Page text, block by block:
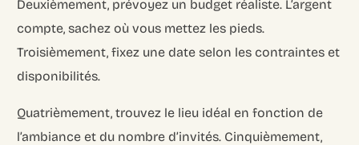
Deuxièmement, prévoyez un budget réaliste. L’argent
compte, sachez où vous mettez les pieds.
Troisièmement, fixez une date selon les contraintes et
disponibilités.
Quatrièmement, trouvez le lieu idéal en fonction de
l’ambiance et du nombre d’invités. Cinquièmement,